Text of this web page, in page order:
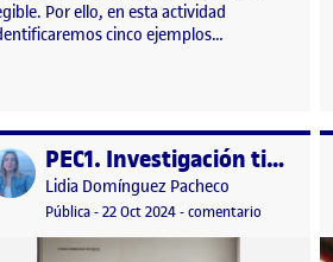
Por ello, en esta actividad
cinco ejemplos…
TIPOGRÁFICA
por PEC1. Investigación tipográfica
Publicado por
Lidia Domínguez Pacheco
Visibilidad:
Pública-Fecha de publicación
22 Oct 202423 octubre, 2024 12:00 am
-comentario en PEC1.